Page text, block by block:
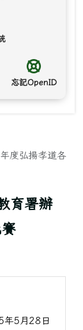
忘記OpenID
度弘揚孝道各
育署辦
年5月28日